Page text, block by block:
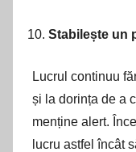
Stabilește un
Lucrul continuu
și la dorința de a
menține alert.
lucru astfel încât